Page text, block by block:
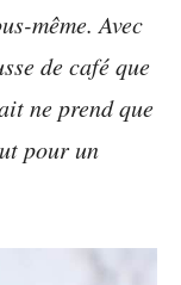
même. Avec
de café que
ne prend que
pour un